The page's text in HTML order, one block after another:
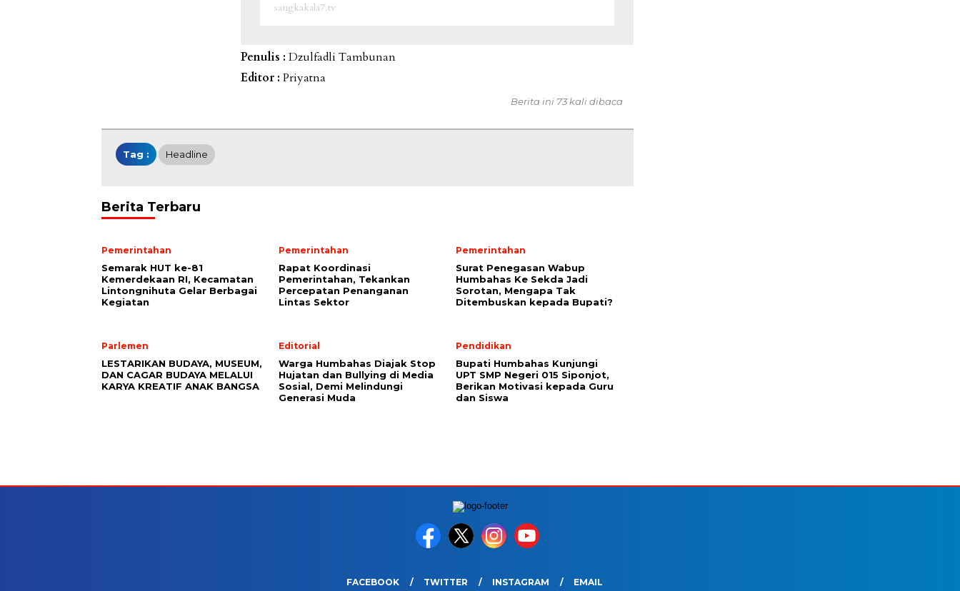
sangkakala7.tv
Penulis : Dzulfadli Tambunan
Editor : Priyatna
Berita ini 73 kali dibaca
Tag : Headline
Berita Terbaru
Pemerintahan
Semarak HUT ke-81
Kemerdekaan RI, Kecamatan
Lintongnihuta Gelar Berbagai
Kegiatan
Pemerintahan
Rapat Koordinasi
Pemerintahan, Tekankan
Percepatan Penanganan
Lintas Sektor
Pemerintahan
Surat Penegasan Wabup
Humbahas Ke Sekda Jadi
Sorotan, Mengapa Tak
Ditembuskan kepada Bupati?
Parlemen
LESTARIKAN BUDAYA, MUSEUM,
DAN CAGAR BUDAYA MELALUI
KARYA KREATIF ANAK BANGSA
Editorial
Warga Humbahas Diajak Stop
Hujatan dan Bullying di Media
Sosial, Demi Melindungi
Generasi Muda
Pendidikan
Bupati Humbahas Kunjungi
UPT SMP Negeri 015 Siponjot,
Berikan Motivasi kepada Guru
dan Siswa
FACEBOOK TWITTER INSTAGRAM EMAIL